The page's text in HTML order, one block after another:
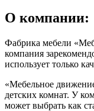
О компании:
Фабрика мебели
компания
использует только
«Мебельное
детских комнат. У
может выбрать как